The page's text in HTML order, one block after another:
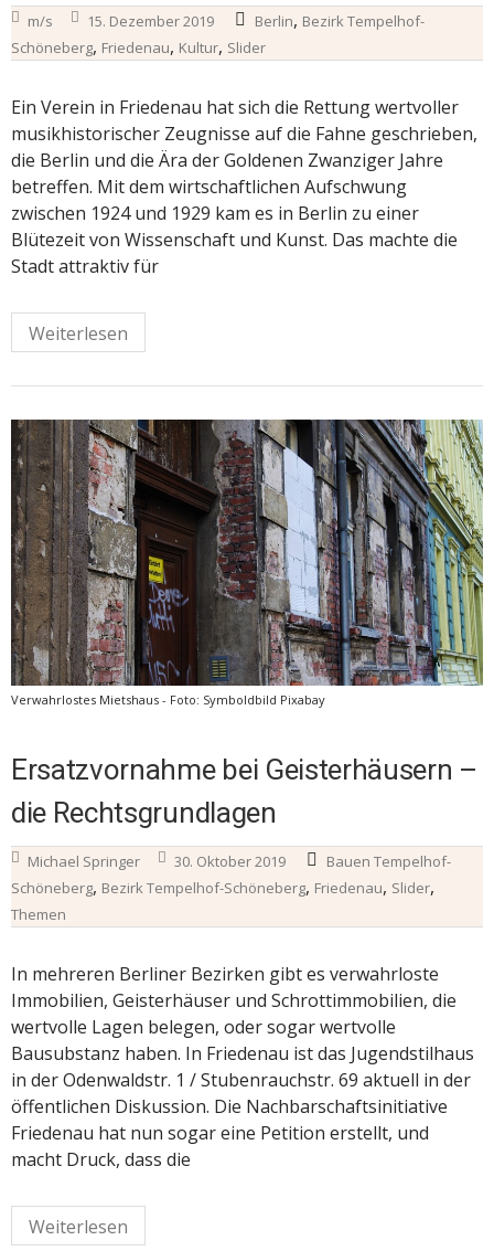
m/s 15. Dezember 2019 Berlin, Bezirk Tempelhof-
Schöneberg, Friedenau, Kultur, Slider
Ein Verein in Friedenau hat sich die Rettung wertvoller
musikhistorischer Zeugnisse auf die Fahne geschrieben,
die Berlin und die Ära der Goldenen Zwanziger Jahre
betreffen. Mit dem wirtschaftlichen Aufschwung
zwischen 1924 und 1929 kam es in Berlin zu einer
Blütezeit von Wissenschaft und Kunst. Das machte die
Stadt attraktiv für
Weiterlesen
Verwahrlostes Mietshaus - Foto: Symboldbild Pixabay
Ersatzvornahme bei Geisterhäusern –
die Rechtsgrundlagen
Michael Springer 30. Oktober 2019
Bauen Tempelhof-
Schöneberg, Bezirk Tempelhof-Schöneberg, Friedenau, Slider,
Themen
In mehreren Berliner Bezirken gibt es verwahrloste
Immobilien, Geisterhäuser und Schrottimmobilien, die
wertvolle Lagen belegen, oder sogar wertvolle
Bausubstanz haben. In Friedenau ist das Jugendstilhaus
in der Odenwaldstr. 1 / Stubenrauchstr. 69 aktuell in der
öffentlichen Diskussion. Die Nachbarschaftsinitiative
Friedenau hat nun sogar eine Petition erstellt, und
macht Druck, dass die
Weiterlesen